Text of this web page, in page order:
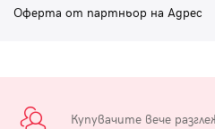
Оферта от партньор на Адрес
Купувачите вече